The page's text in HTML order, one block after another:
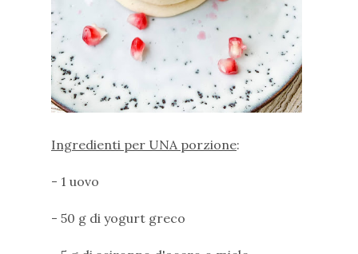
Ingredienti per UNA porzione:
- 1 uovo
- 50 g di yogurt greco